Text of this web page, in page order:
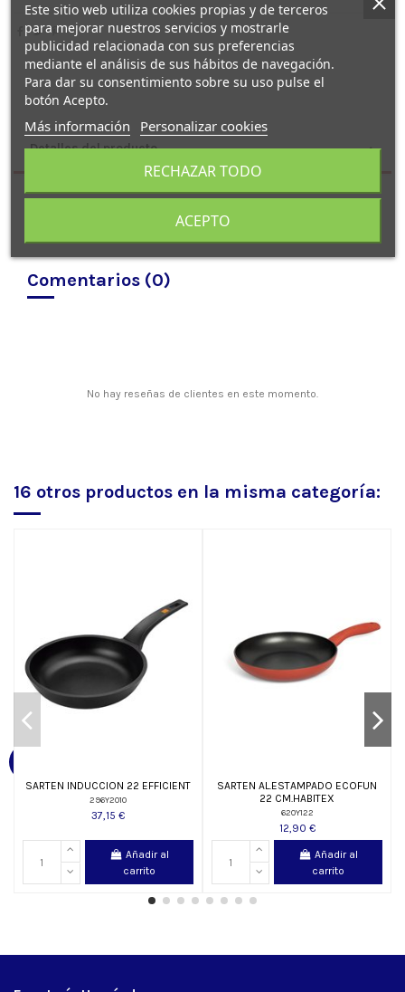
Detalles del producto
Comentarios (0)
No hay reseñas de clientes en este momento.
16 otros productos en la misma categoría:
SARTEN INDUCCION 22 EFFICIENT
296Y2010
37,15 €
Añadir al
carrito
SARTEN AL.ESTAMPADO ECOFUN
22 CM.HABITEX
620Y122
12,90 €
Añadir al
carrito
Este sitio web utiliza cookies propias y de terceros
para mejorar nuestros servicios y mostrarle
publicidad relacionada con sus preferencias
mediante el análisis de sus hábitos de navegación.
Para dar su consentimiento sobre su uso pulse el
botón Acepto.
Más información Personalizar cookies
RECHAZAR TODO
ACEPTO